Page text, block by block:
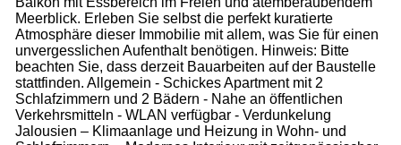
Meerblick. Erleben Sie selbst die perfekt kuratierte
Atmosphäre dieser Immobilie mit allem, was Sie für einen
unvergesslichen Aufenthalt benötigen. Hinweis: Bitte
beachten Sie, dass derzeit Bauarbeiten auf der Baustelle
stattfinden. Allgemein - Schickes Apartment mit 2
Schlafzimmern und 2 Bädern - Nahe an öffentlichen
Verkehrsmitteln - WLAN verfügbar - Verdunkelung
Jalousien – Klimaanlage und Heizung in Wohn- und